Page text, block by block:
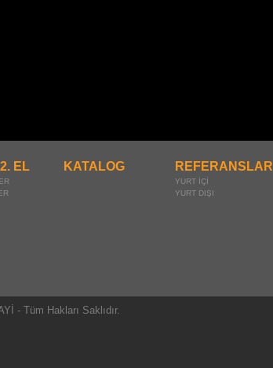
EL KATALOG REFERANSLAR
YURT İÇİ
YURT DIŞI
- Tüm Hakları Saklıdır.